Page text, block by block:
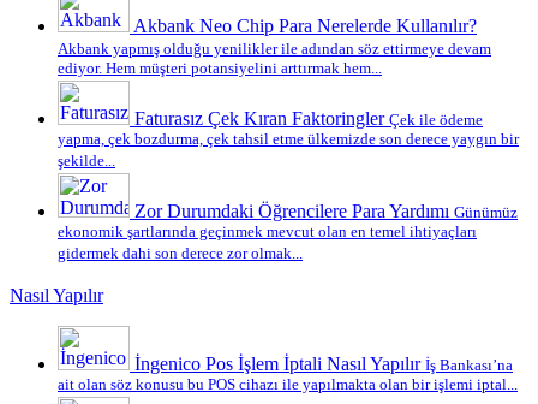
Akbank Neo Chip Para Nerelerde Kullanılır?
Akbank yapmış olduğu yenilikler ile adından söz ettirmeye devam
ediyor. Hem müşteri potansiyelini arttırmak hem...
Faturasız Çek Kıran Faktoringler Çek ile ödeme
yapma, çek bozdurma, çek tahsil etme ülkemizde son derece yaygın bir
şekilde...
Zor Durumdaki Öğrencilere Para Yardımı Günümüz
ekonomik şartlarında geçinmek mevcut olan en temel ihtiyaçları
gidermek dahi son derece zor olmak...
Nasıl Yapılır
İngenico Pos İşlem İptali Nasıl Yapılır İş Bankası’na
ait olan söz konusu bu POS cihazı ile yapılmakta olan bir işlemi iptal...